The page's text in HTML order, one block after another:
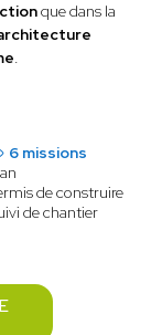
que dans la
.
6 missions
de construire
de chantier